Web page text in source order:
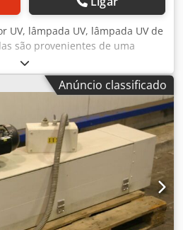
UV, lâmpada UV, lâmpada UV de
são provenientes de uma
UV -Largura de trabalho:
-Gama UV: 180 - 450 nm -UV tipo
emissora: 80 W/cm -Número:
1 tubo cada uma disponível -
e acessórios:
ID13948 e 1x ID13949 ou
340/H630 mm -Peso: 94
Anúncio classificado